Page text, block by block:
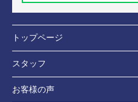
トップページ
スタッフ
お客様の声